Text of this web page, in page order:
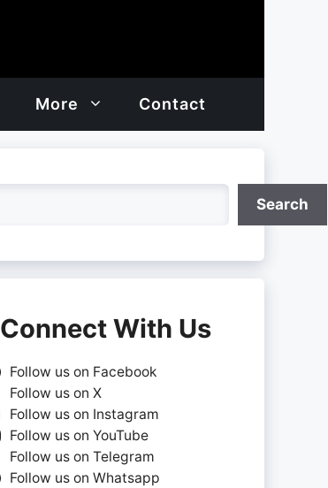
More Contact
Search
Connect With Us
Follow us on Facebook
Follow us on X
Follow us on Instagram
Follow us on YouTube
Follow us on Telegram
Follow us on Whatsapp